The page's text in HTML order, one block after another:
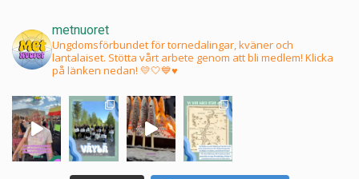
metnuoret
Ungdomsförbundet för tornedalingar, kväner och
lantalaiset. Stötta vårt arbete genom att bli medlem! Klicka
på länken nedan! 💛🤍💙♥️